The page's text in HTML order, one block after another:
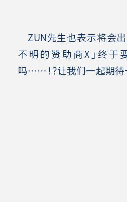
ZUN先生也表示将会出
不明的赞助商X」终于
吗……！？让我们一起期待